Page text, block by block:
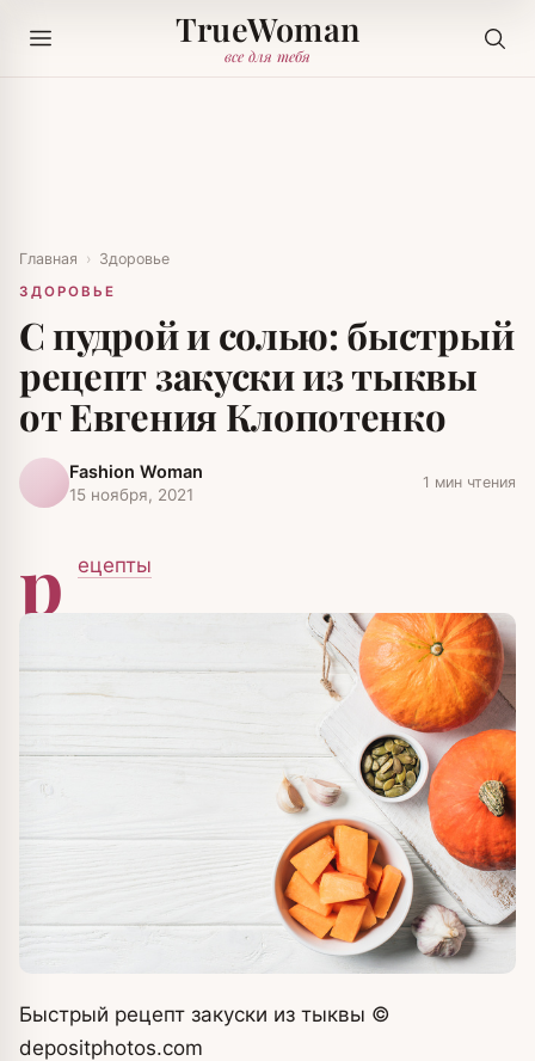
TrueWoman
все для тебя
Главная › Здоровье
ЗДОРОВЬЕ
С пудрой и солью: быстрый
рецепт закуски из тыквы
от Евгения Клопотенко
Fashion Woman
15 ноября, 2021
1 мин чтения
р ецепты
Быстрый рецепт закуски из тыквы ©
depositphotos.com